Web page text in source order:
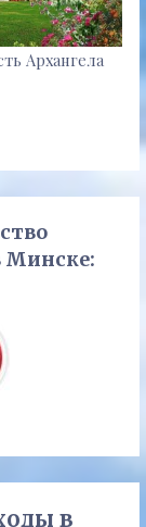
Архангела
Минске:
в